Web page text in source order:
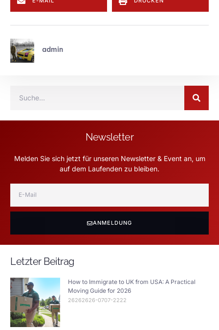
admin
Newsletter
Melden Sie sich jetzt für unseren Newsletter & Event an, um
auf dem Laufenden zu bleiben.
ANMELDUNG
Letzter Beitrag
How to Immigrate to UK from USA: A Practical
Moving Guide for 2026
26262626-0707-2222